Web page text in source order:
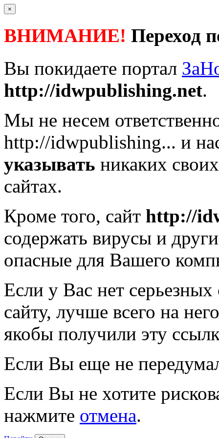
×
ВНИМАНИЕ! Переход
Вы покидаете портал
http://idwpublishing.net.
Мы не несем
http://idwpublishing... и
указывать никаких
сайтах.
Кроме того, сайт http://
содержать вирусы и
опасные для Вашего
Если у Вас нет
сайту, лучше всего на
якобы получили эту
Если Вы еще не
Если Вы не хотите
нажмите отмена.